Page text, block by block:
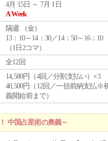
4月 15日 ～ 7月 1日
A Week
隔週 （金）
13：10～14：30／14：50～16：10
（1日2コマ）
全12回
14,580円（4回／分割支払い）×3
40,500円（12回／一括前納支払※
義開始前まで）
中国占星術の奥義～